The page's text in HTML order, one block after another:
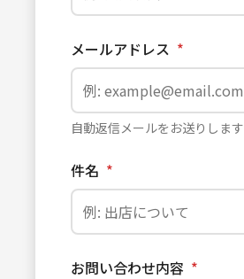
メールアドレス *
自動返信メールをお送りします
件名 *
お問い合わせ内容 *